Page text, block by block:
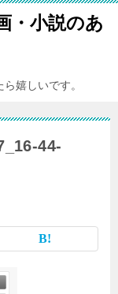
・小説のあ
嬉しいです。
44-